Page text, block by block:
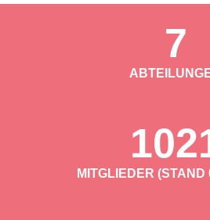
7
MITGLIEDER (STAND